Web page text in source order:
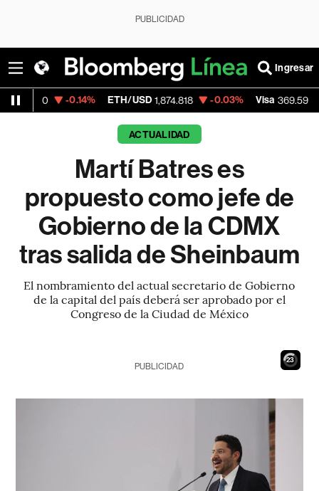
PUBLICIDAD
Ingresar
ETH/USD 1,874.818 -0.03% Visa 369.59 +1.07%
ACTUALIDAD
Martí Batres es
propuesto como jefe de
Gobierno de la CDMX
tras salida de Sheinbaum
El nombramiento del actual secretario de Gobierno
de la capital del país deberá ser aprobado por el
Congreso de la Ciudad de México
22
PUBLICIDAD